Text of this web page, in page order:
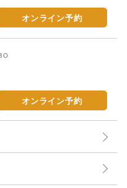
オンライン予約
オンライン予約